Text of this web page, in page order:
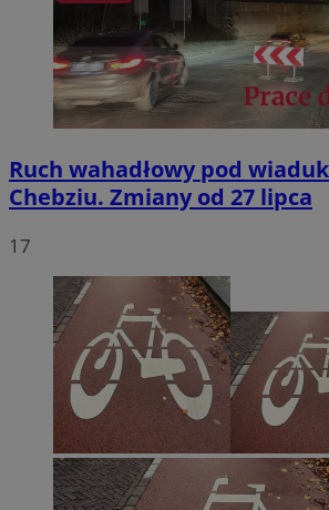
Ruch wahadłowy pod
Chebziu. Zmiany od 27 lipca
17